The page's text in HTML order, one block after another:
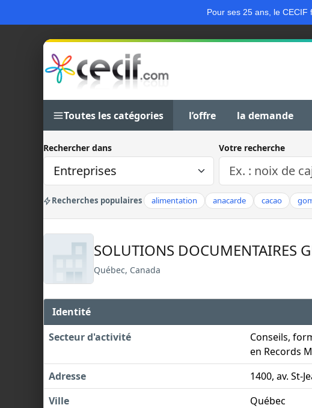
Pour ses 25 ans, le CECIF
Toutes les catégories l’offre la demande
Rechercher dans Votre recherche
Recherches populaires alimentation anacarde cacao
SOLUTIONS DOCUMENTAIRES
Québec, Canada
Identité
Secteur d'activité
Conseils,
en Records
Adresse
1400, av. St-
Ville
Québec